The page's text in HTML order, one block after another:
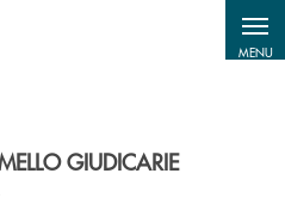
MENU
GIUDICARIE